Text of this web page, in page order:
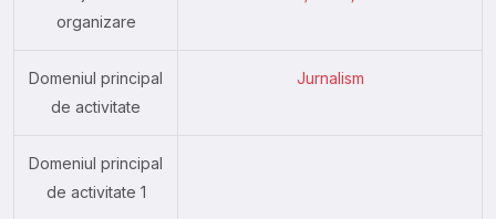
organizare
Domeniul principal
de activitate
Jurnalism
Domeniul principal
de activitate 1